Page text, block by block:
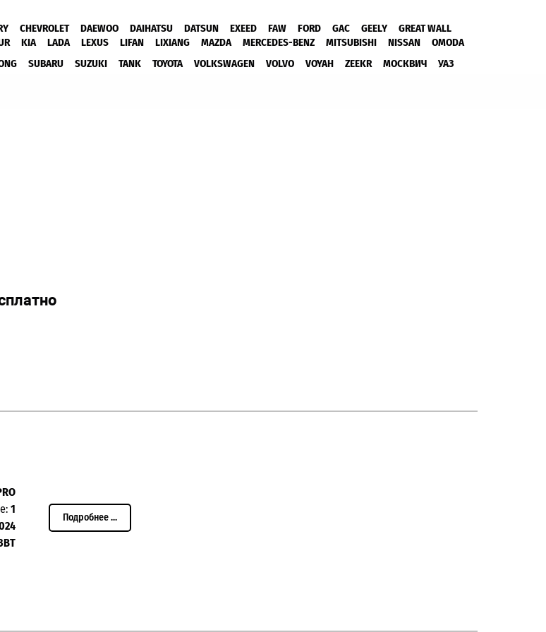
CHEVROLET DAEWOO DAIHATSU DATSUN EXEED FAW FORD GAC GEELY
GREAT WALL
KIA LADA LEXUS LIFAN LIXIANG MAZDA MERCEDES-BENZ MITSUBISHI NISSAN
OMODA
SUBARU SUZUKI TANK TOYOTA VOLKSWAGEN VOLVO VOYAH ZEEKR МОСКВИЧ УАЗ
1
Подробнее ...